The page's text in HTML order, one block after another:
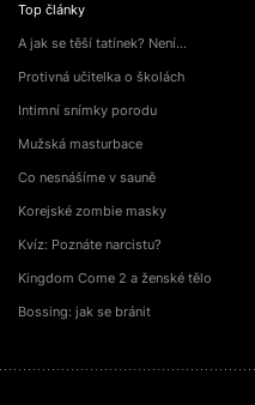
Top články
A jak se těší tatínek? Není…
Protivná učitelka o školách
Intimní snímky porodu
Mužská masturbace
Co nesnášíme v sauně
Korejské zombie masky
Kvíz: Poznáte narcistu?
Kingdom Come 2 a ženské tělo
Bossing: jak se bránit